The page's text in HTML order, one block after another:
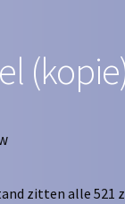
zitten alle 521